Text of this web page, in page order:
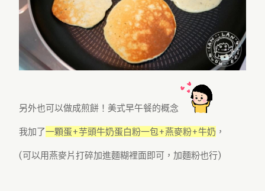
另外也可以做成煎餅！美式早午餐的概念
我加了一顆蛋+芋頭牛奶蛋白粉一包+燕麥粉+牛奶 ，
(可以用燕麥片打碎加進麵糊裡面即可，加麵粉也行)